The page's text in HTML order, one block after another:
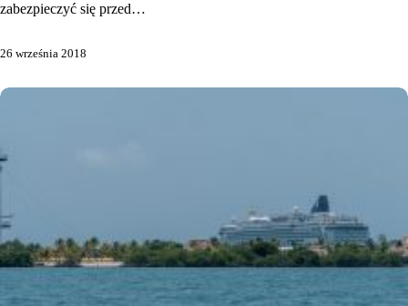
zabezpieczyć się przed…
26 września 2018